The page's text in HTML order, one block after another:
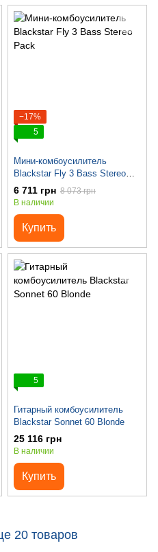
−17%
5
Мини-комбоусилитель
Blackstar Fly 3 Bass Stereo
Pack
6 711 грн 8 073 грн
В наличии
Купить
5
Гитарный комбоусилитель
Blackstar Sonnet 60 Blonde
25 116 грн
В наличии
Купить
20 товаров